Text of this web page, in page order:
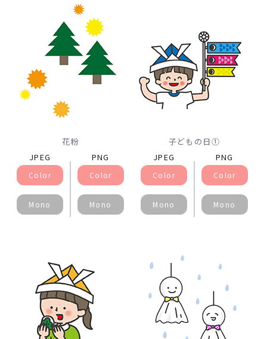
花粉
JPEG
Color
Mono
PNG
Color
Mono
子どもの日①
JPEG
Color
Mono
PNG
Color
Mono